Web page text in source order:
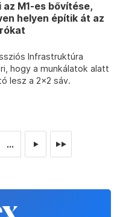
az M1-es bővítése,
helyen építik át az
Infrastruktúra
hogy a munkálatok alatt
lesz a 2x2 sáv.
... ► ►►